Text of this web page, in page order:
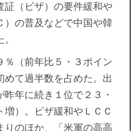
証（ビザ）の要件緩和や
）の普及などで中国や韓
％（前年比５・３ポイン
めて過半数を占めた。出
年に続き１位で２３・
増）。ビザ緩和やＬＣＣ
りのほか、「米軍の高高